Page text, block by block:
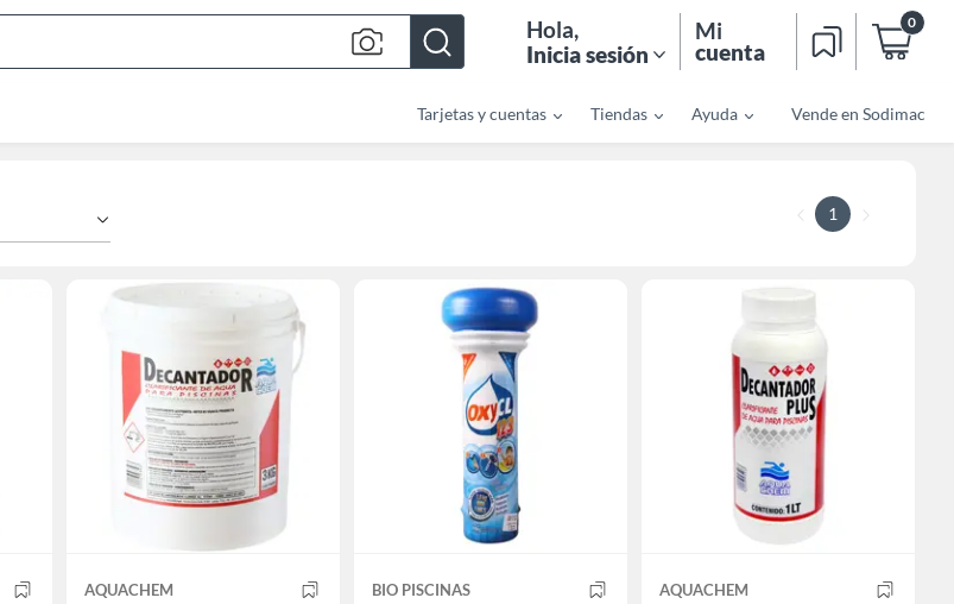
Bar
Hola,
Inicia sesión
Mi
cuenta
0
Tarjetas y cuentas Tiendas Ayuda Vende en Sodimac
1
AQUACHEM BIO PISCINAS AQUACHEM